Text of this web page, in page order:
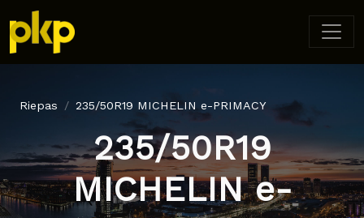
Riepas 235/50R19 MICHELIN e-PRIMACY
235/50R19
MICHELIN e-